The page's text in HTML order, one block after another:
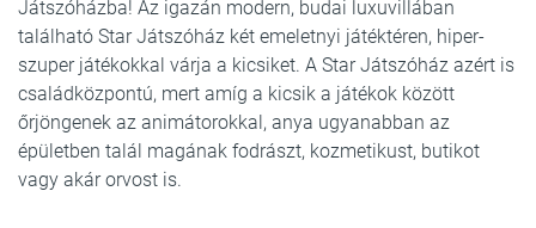
Játszóházba! Az igazán modern, budai luxuvillában
található Star Játszóház két emeletnyi játéktéren, hiper-
szuper játékokkal várja a kicsiket. A Star Játszóház azért is
családközpontú, mert amíg a kicsik a játékok között
őrjöngenek az animátorokkal, anya ugyanabban az
épületben talál magának fodrászt, kozmetikust, butikot
vagy akár orvost is.